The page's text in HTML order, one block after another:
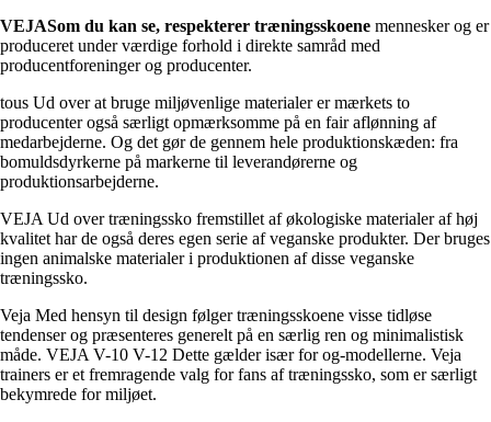
VEJASom du kan se, respekterer træningsskoene mennesker og er
produceret under værdige forhold i direkte samråd med
producentforeninger og producenter.
tous Ud over at bruge miljøvenlige materialer er mærkets to
producenter også særligt opmærksomme på en fair aflønning af
medarbejderne. Og det gør de gennem hele produktionskæden: fra
bomuldsdyrkerne på markerne til leverandørerne og
produktionsarbejderne.
VEJA Ud over træningssko fremstillet af økologiske materialer af høj
kvalitet har de også deres egen serie af veganske produkter. Der bruges
ingen animalske materialer i produktionen af disse veganske
træningssko.
Veja Med hensyn til design følger træningsskoene visse tidløse
tendenser og præsenteres generelt på en særlig ren og minimalistisk
måde. VEJA V-10 V-12 Dette gælder især for og-modellerne. Veja
trainers er et fremragende valg for fans af træningssko, som er særligt
bekymrede for miljøet.